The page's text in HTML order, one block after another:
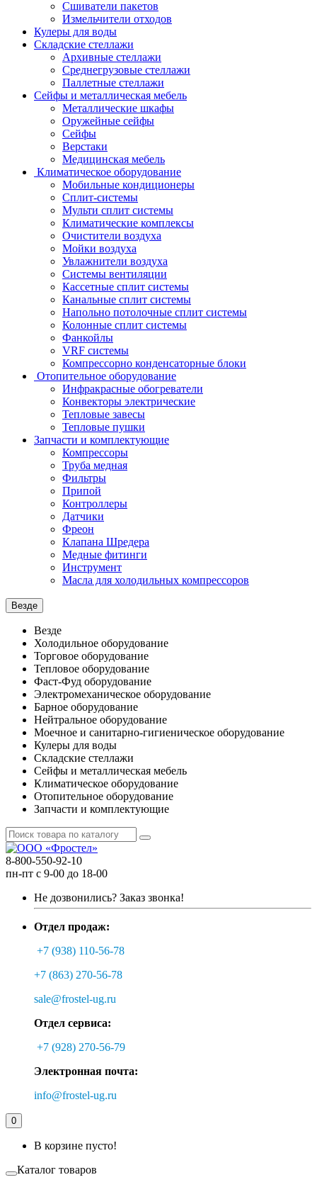
Сшиватели пакетов
Измельчители отходов
Кулеры для воды
Складские стеллажи
Архивные стеллажи
Среднегрузовые стеллажи
Паллетные стеллажи
Сейфы и металлическая мебель
Металлические шкафы
Оружейные сейфы
Сейфы
Верстаки
Медицинская мебель
Климатическое оборудование
Мобильные кондиционеры
Сплит-системы
Мульти сплит системы
Климатические комплексы
Очистители воздуха
Мойки воздуха
Увлажнители воздуха
Системы вентиляции
Кассетные сплит системы
Канальные сплит системы
Напольно потолочные сплит системы
Колонные сплит системы
Фанкойлы
VRF системы
Компрессорно конденсаторные блоки
Отопительное оборудование
Инфракрасные обогреватели
Конвекторы электрические
Тепловые завесы
Тепловые пушки
Запчасти и комплектующие
Компрессоры
Труба медная
Фильтры
Припой
Контроллеры
Датчики
Фреон
Клапана Шредера
Медные фитинги
Инструмент
Масла для холодильных компрессоров
Везде
Везде
Холодильное оборудование
Торговое оборудование
Тепловое оборудование
Фаст-Фуд оборудование
Электромеханическое оборудование
Барное оборудование
Нейтральное оборудование
Моечное и санитарно-гигиеническое оборудование
Кулеры для воды
Складские стеллажи
Сейфы и металлическая мебель
Климатическое оборудование
Отопительное оборудование
Запчасти и комплектующие
8-800-550-92-10
пн-пт с 9-00 до 18-00
Не дозвонились? Заказ звонка!
Отдел продаж:
+7 (938) 110-56-78
+7 (863) 270-56-78
sale@frostel-ug.ru
Отдел сервиса:
+7 (928) 270-56-79
Электронная почта:
info@frostel-ug.ru
0
В корзине пусто!
Каталог товаров